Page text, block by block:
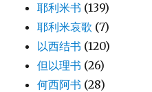
耶利米书 (139)
耶利米哀歌 (7)
以西结书 (120)
但以理书 (26)
何西阿书 (28)